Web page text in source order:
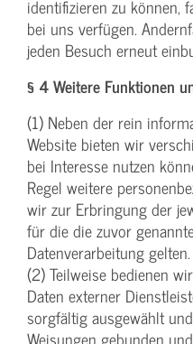
identifizieren zu können,
bei uns verfügen.
jeden Besuch erneut
§ 4 Weitere Funktionen
(1) Neben der rein
Website bieten wir
bei Interesse nutzen
Regel weitere
wir zur Erbringung der
für die die zuvor
Datenverarbeitung gelten.
(2) Teilweise bedienen
Daten externer
sorgfältig ausgewählt